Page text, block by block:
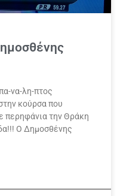
να-λη-πτος
κούρσα που
περηφάνια την Θράκη
Ο Δημοσθένης